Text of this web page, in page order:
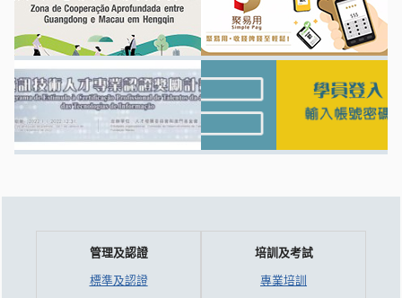
管理及認證
標準及認證
培訓及考試
專業培訓